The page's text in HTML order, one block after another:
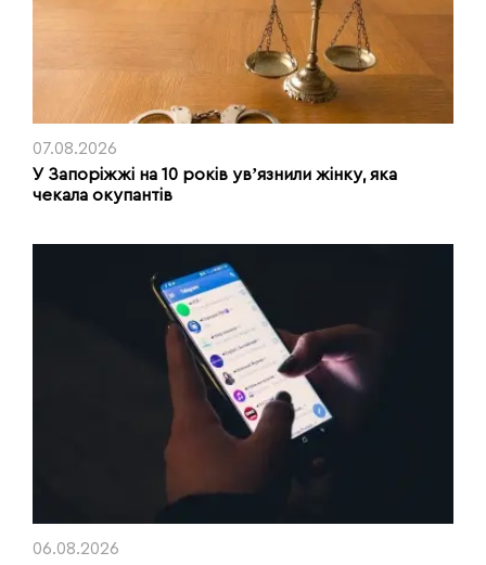
07.08.2026
У Запоріжжі на 10 років увʼязнили жінку, яка
чекала окупантів
06.08.2026